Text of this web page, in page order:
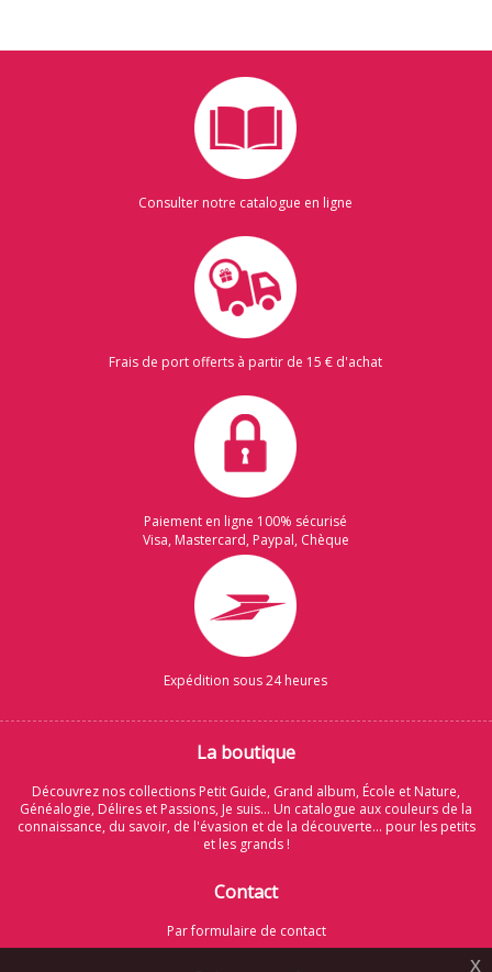
x
Consulter notre catalogue en ligne
Frais de port offerts à partir de 15 € d'achat
Paiement en ligne 100% sécurisé
Visa, Mastercard, Paypal, Chèque
Expédition sous 24 heures
La boutique
Découvrez nos collections Petit Guide, Grand album, École et Nature,
Généalogie, Délires et Passions, Je suis... Un catalogue aux couleurs de la
connaissance, du savoir, de l'évasion et de la découverte... pour les petits
et les grands !
Contact
Par formulaire de contact